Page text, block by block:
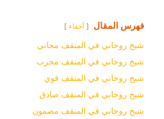
فهرس المقال أخفاء
شيخ روحاني في المنقف مجاني
شيخ روحاني في المنقف مجرب
شيخ روحاني في المنقف قوي
شيخ روحاني في المنقف صادق
شيخ روحاني في المنقف مضمون